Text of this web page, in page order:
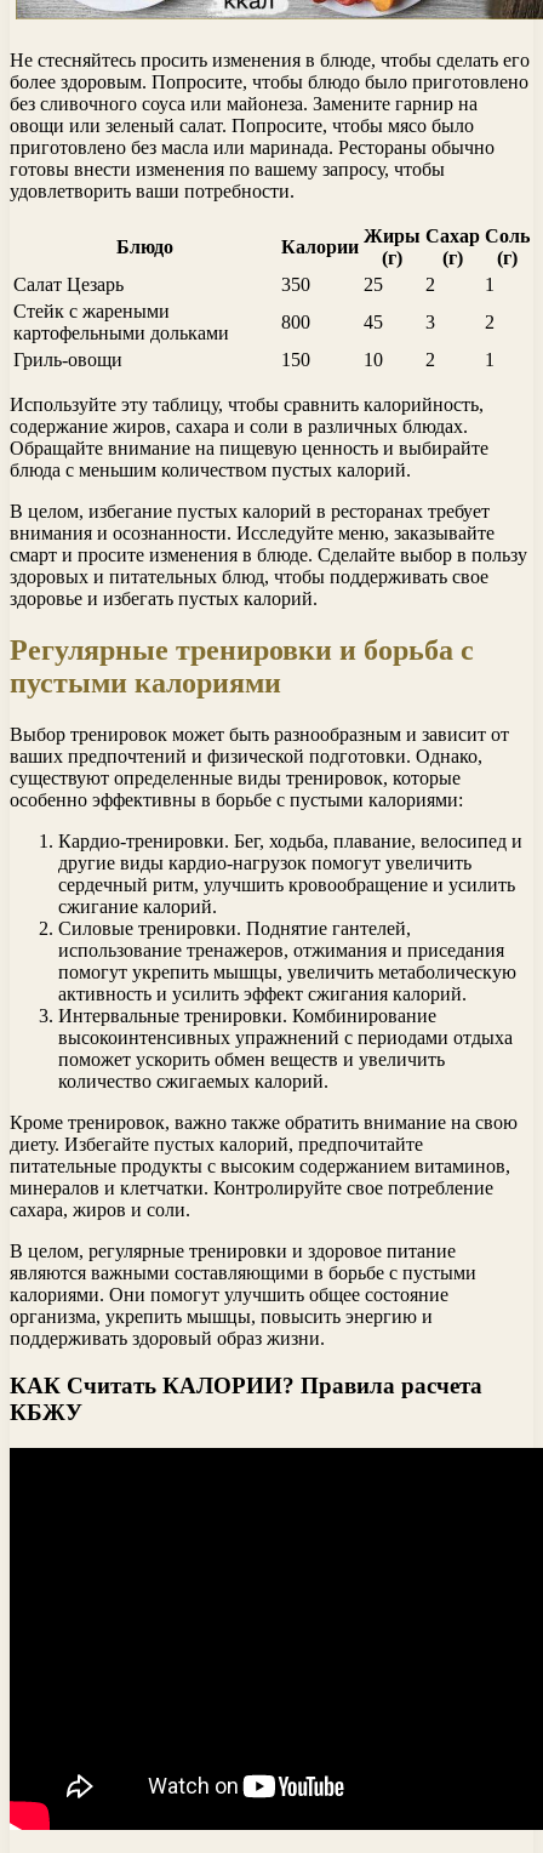
Не стесняйтесь просить изменения в блюде, чтобы сделать его
более здоровым. Попросите, чтобы блюдо было приготовлено
без сливочного соуса или майонеза. Замените гарнир на
овощи или зеленый салат. Попросите, чтобы мясо было
приготовлено без масла или маринада. Рестораны обычно
готовы внести изменения по вашему запросу, чтобы
удовлетворить ваши потребности.
Блюдо Калории
Жиры
(г)
Сахар
(г)
Соль
(г)
Салат Цезарь
350 25 2
1
Стейк с жареными
картофельными дольками
800 45 3
2
Гриль-овощи
150 10 2 1
Используйте эту таблицу, чтобы сравнить калорийность,
содержание жиров, сахара и соли в различных блюдах.
Обращайте внимание на пищевую ценность и выбирайте
блюда с меньшим количеством пустых калорий.
В целом, избегание пустых калорий в ресторанах требует
внимания и осознанности. Исследуйте меню, заказывайте
смарт и просите изменения в блюде. Сделайте выбор в пользу
здоровых и питательных блюд, чтобы поддерживать свое
здоровье и избегать пустых калорий.
Регулярные тренировки и борьба с
пустыми калориями
Выбор тренировок может быть разнообразным и зависит от
ваших предпочтений и физической подготовки. Однако,
существуют определенные виды тренировок, которые
особенно эффективны в борьбе с пустыми калориями:
Кардио-тренировки. Бег, ходьба, плавание, велосипед и
другие виды кардио-нагрузок помогут увеличить
сердечный ритм, улучшить кровообращение и усилить
сжигание калорий.
Силовые тренировки. Поднятие гантелей,
использование тренажеров, отжимания и приседания
помогут укрепить мышцы, увеличить метаболическую
активность и усилить эффект сжигания калорий.
Интервальные тренировки. Комбинирование
высокоинтенсивных упражнений с периодами отдыха
поможет ускорить обмен веществ и увеличить
количество сжигаемых калорий.
Кроме тренировок, важно также обратить внимание на свою
диету. Избегайте пустых калорий, предпочитайте
питательные продукты с высоким содержанием витаминов,
минералов и клетчатки. Контролируйте свое потребление
сахара, жиров и соли.
В целом, регулярные тренировки и здоровое питание
являются важными составляющими в борьбе с пустыми
калориями. Они помогут улучшить общее состояние
организма, укрепить мышцы, повысить энергию и
поддерживать здоровый образ жизни.
КАК Считать КАЛОРИИ? Правила расчета
КБЖУ